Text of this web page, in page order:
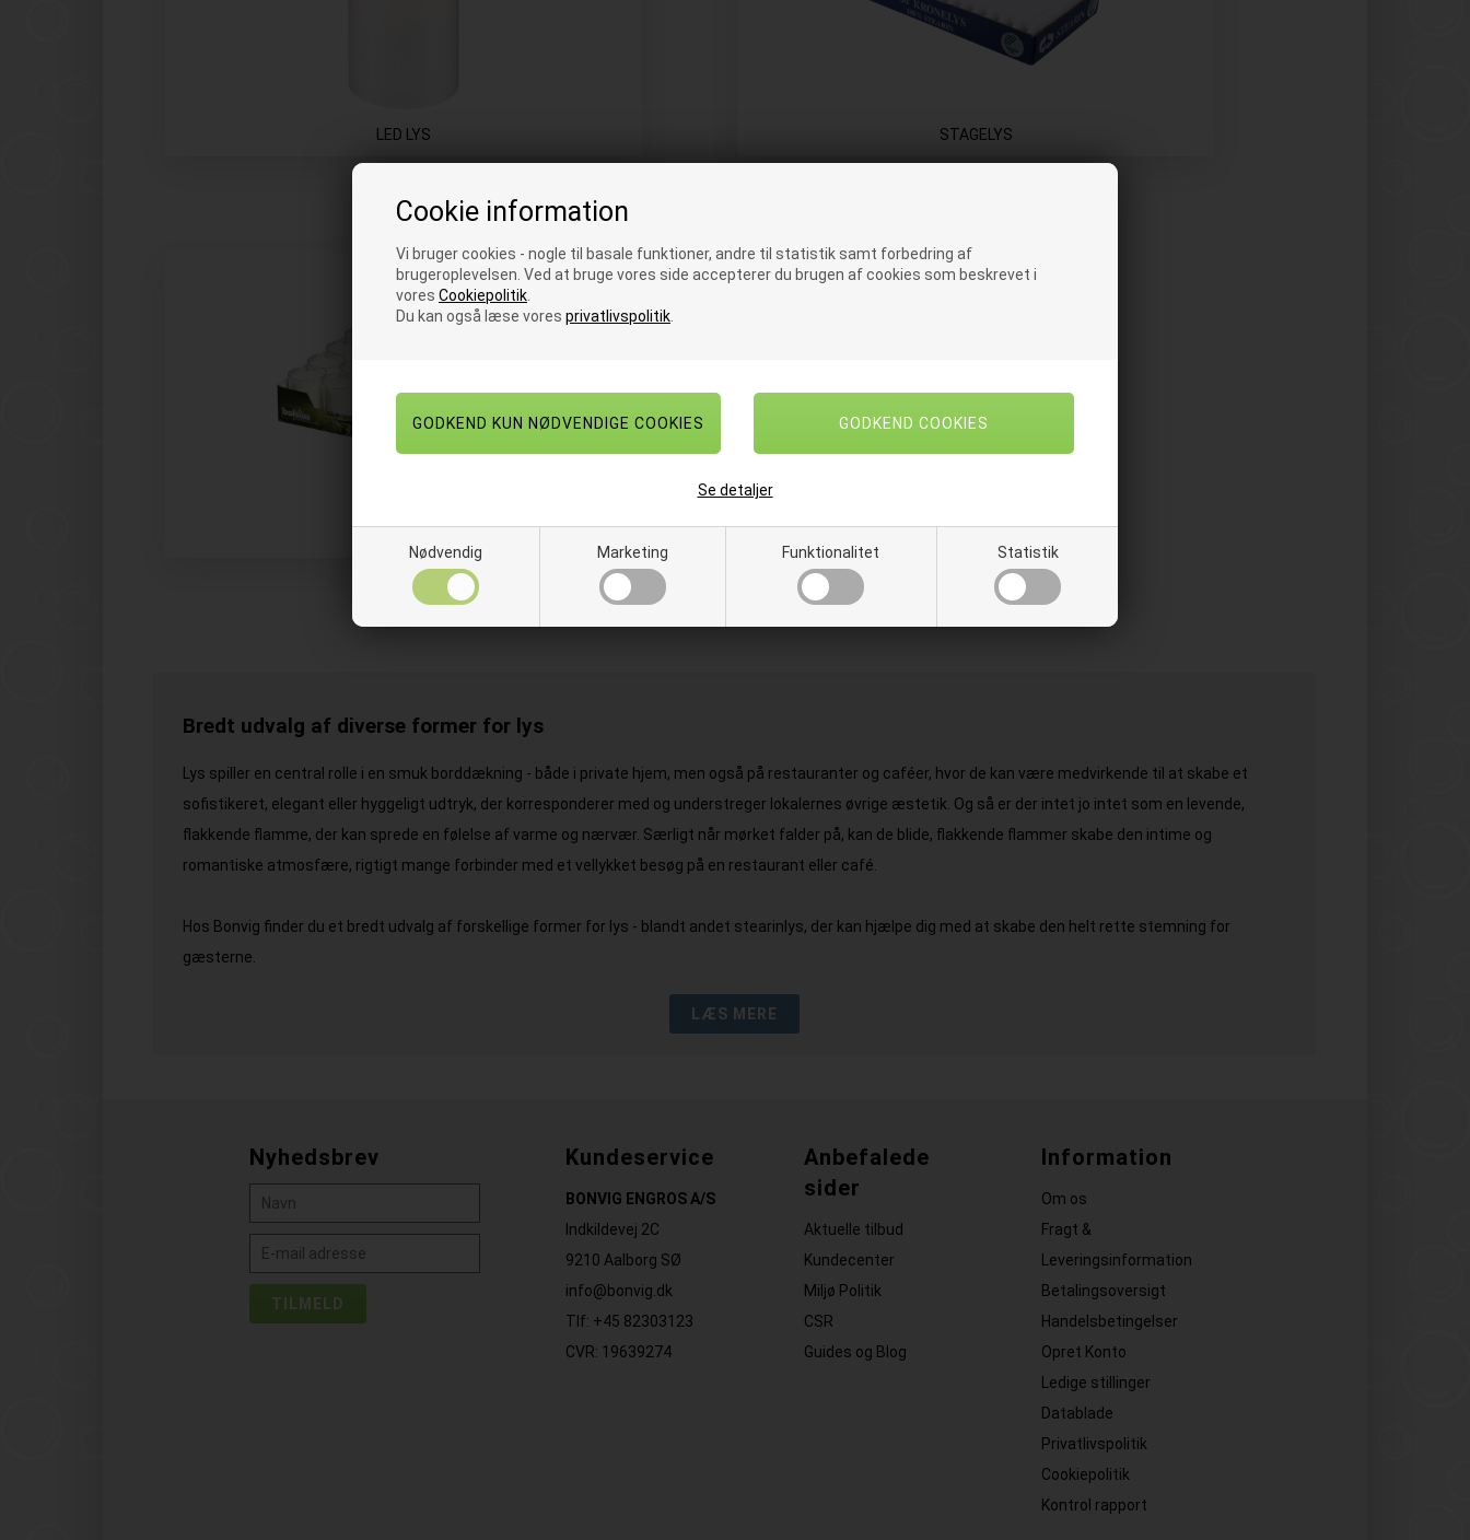
Cookie information
Vi bruger cookies - nogle til basale funktioner, andre til statistik samt forbedring af
brugeroplevelsen. Ved at bruge vores side accepterer du brugen af cookies som beskrevet i
vores Cookiepolitik
Du kan også læse vores privatlivspolitik
Nødvendig Marketing Funktionalitet Statistik
Se detaljer
LED LYS STAGELYS
Bredt udvalg af diverse former for lys
Lys spiller en central rolle i en smuk borddækning - både i private hjem, men også på restauranter og caféer, hvor de kan være medvirkende til at skabe et
sofistikeret, elegant eller hyggeligt udtryk, der korresponderer med og understreger lokalernes øvrige æstetik. Og så er der intet jo intet som en levende,
flakkende flamme, der kan sprede en følelse af varme og nærvær. Særligt når mørket falder på, kan de blide, flakkende flammer skabe den intime og
romantiske atmosfære, rigtigt mange forbinder med et vellykket besøg på en restaurant eller café.
Hos Bonvig finder du et bredt udvalg af forskellige former for lys - blandt andet stearinlys, der kan hjælpe dig med at skabe den helt rette stemning for
gæsterne.
LÆS MERE
Nyhedsbrev Kundeservice
BONVIG ENGROS A/S
Indkildevej 2C
9210 Aalborg SØ
info@bonvig.dk
Tlf: +45 82303123
CVR: 19639274
Anbefalede
sider
Aktuelle tilbud
Kundecenter
Miljø Politik
CSR
Guides og Blog
Information
Om os
Fragt &
Leveringsinformation
Betalingsoversigt
Handelsbetingelser
Opret Konto
Ledige stillinger
Datablade
Privatlivspolitik
Cookiepolitik
Kontrol rapport